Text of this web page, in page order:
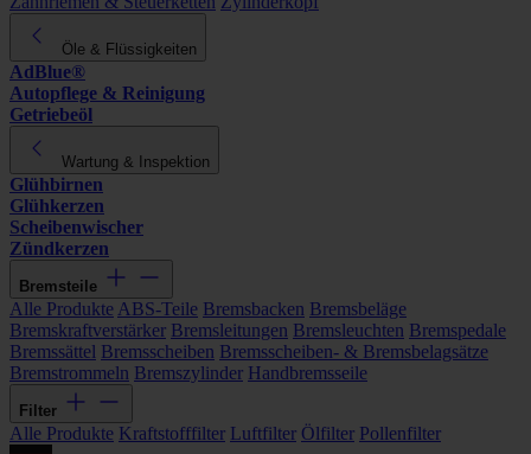
Öle & Flüssigkeiten
AdBlue®
Autopflege & Reinigung
Getriebeöl
Wartung & Inspektion
Glühbirnen
Glühkerzen
Scheibenwischer
Zündkerzen
Bremsteile
Alle Produkte ABS-Teile Bremsbacken Bremsbeläge
Bremskraftverstärker Bremsleitungen Bremsleuchten Bremspedale
Bremssättel Bremsscheiben Bremsscheiben- & Bremsbelagsätze
Bremstrommeln Bremszylinder Handbremsseile
Filter
Alle Produkte Kraftstofffilter Luftfilter Ölfilter Pollenfilter